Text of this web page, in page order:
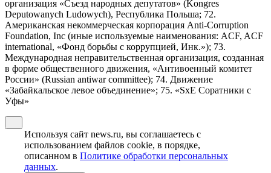
организация «Съезд народных депутатов» (Kongres
Deputowanych Ludowych), Республика Польша; 72.
Американская некоммерческая корпорация Anti-Corruption
Foundation, Inc (иные используемые наименования: ACF, ACF
international, «Фонд борьбы с коррупцией, Инк.»); 73.
Международная неправительственная организация, созданная
в форме общественного движения, «Антивоенный комитет
России» (Russian antiwar committee); 74. Движение
«Забайкальское левое объединение»; 75. «SxE Соратники с
Уфы»
Используя сайт news.ru, вы соглашаетесь с
использованием файлов cookie, в порядке,
описанном в Политике обработки персональных
данных.